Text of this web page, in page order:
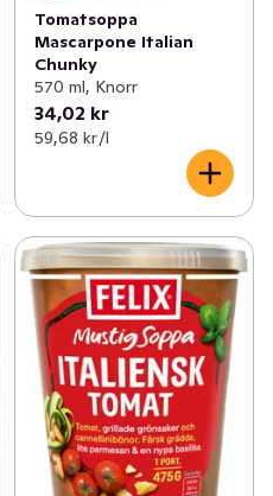
Tomatsoppa
Mascarpone Italian
Chunky
570 ml, Knorr
34,02 kr
59,68 kr /l